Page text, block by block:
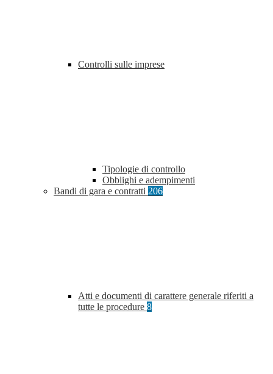
Controlli sulle imprese
Tipologie di controllo
Obblighi e adempimenti
Bandi di gara e contratti 206
Atti e documenti di carattere generale riferiti a
tutte le procedure 8